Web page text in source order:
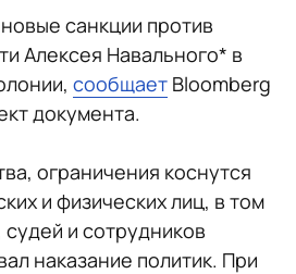
санкции против
Алексея Навального* в
сообщает Bloomberg
документа.
ограничения коснутся
и физических лиц, в том
и сотрудников
наказание политик. При